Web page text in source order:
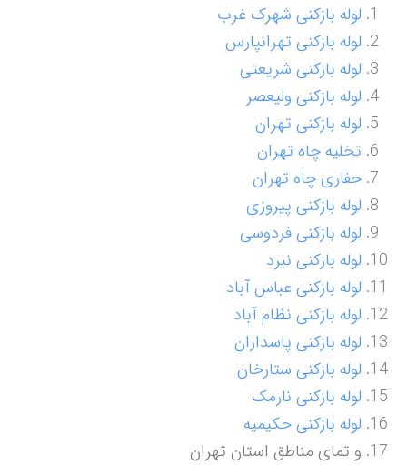
لوله بازکنی شهرک غرب
لوله بازکنی تهرانپارس
لوله بازکنی شریعتی
لوله بازکنی ولیعصر
لوله بازکنی تهران
تخلیه چاه تهران
حفاری چاه تهران
لوله بازکنی پیروزی
لوله بازکنی فردوسی
لوله بازکنی نبرد
لوله بازکنی عباس آباد
لوله بازکنی نظام آباد
لوله بازکنی پاسداران
لوله بازکنی ستارخان
لوله بازکنی نارمک
لوله بازکنی حکیمیه
و تمای مناطق استان تهران